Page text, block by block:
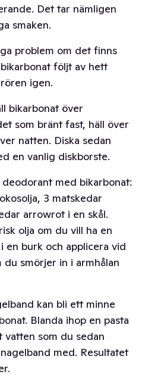
Det tar nämligen
smaken.
problem om det finns
följt av hett
igen.
bikarbonat över
som bränt fast, häll över
natten. Diska sedan
en vanlig diskborste.
med bikarbonat:
, 3 matskedar
arrowrot i en skål.
olja om du vill ha en
en burk och applicera vid
smörjer in i armhålan
kan bli ett minne
Blanda ihop en pasta
vatten som du sedan
med. Resultatet